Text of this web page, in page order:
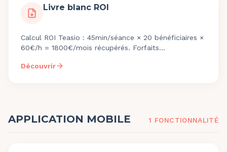
Livre blanc ROI
Calcul ROI Teasio : 45min/séance × 20 bénéficiaires ×
60€/h = 1800€/mois récupérés. Forfaits
Découvrir
APPLICATION MOBILE 1 FONCTIONNALITÉ